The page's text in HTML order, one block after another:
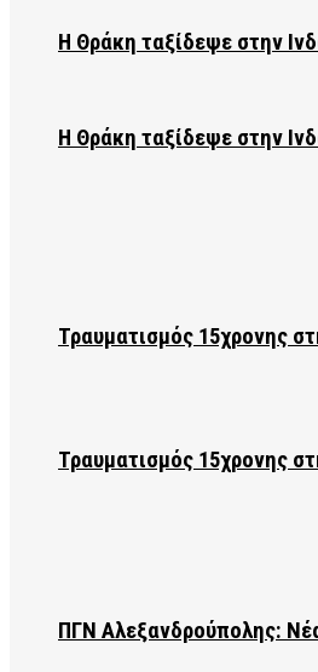
Η Θράκη ταξίδεψε στην
Τραυματισμός 15χρονης
Η Θράκη ταξίδεψε στην
Τραυματισμός 15χρονης
ΠΓΝ Αλεξανδρούπολης: